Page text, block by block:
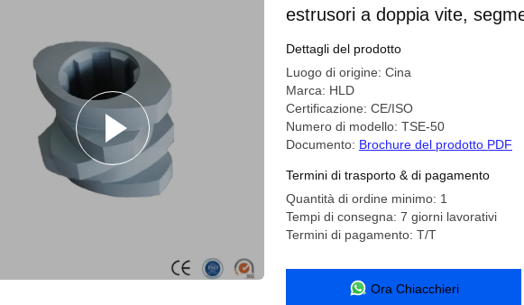
estrusori a doppia vite,
estrusione chimica
Dettagli del prodotto
Luogo di origine: Cina
Marca: HLD
Certificazione: CE/ISO
Numero di modello: TSE-50
Documento: Brochure del prodotto PDF
Termini di trasporto & di pagamento
Quantità di ordine minimo: 1
Tempi di consegna: 7 giorni lavorativi
Termini di pagamento: T/T
Ora Chiacchieri